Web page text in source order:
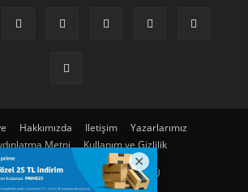
Hakkımızda Iletişim
Yazarlarımız
Metni
Kullanım ve Gizlilik
© 2023 | TURIZM GÜNLÜGÜ